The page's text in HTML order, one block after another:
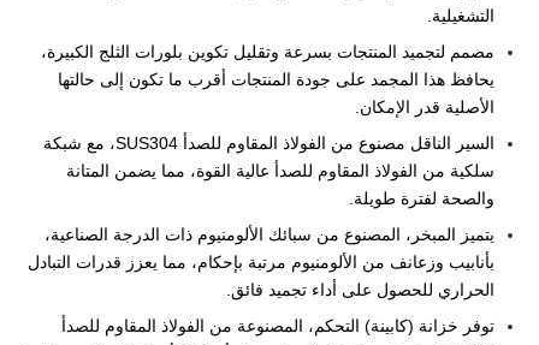
التشغيلية.
مصمم لتجميد المنتجات بسرعة وتقليل تكوين بلورات الثلج الكبيرة،
يحافظ هذا المجمد على جودة المنتجات أقرب ما تكون إلى حالتها
الأصلية قدر الإمكان.
السير الناقل مصنوع من الفولاذ المقاوم للصدأ SUS304، مع شبكة
سلكية من الفولاذ المقاوم للصدأ عالية القوة، مما يضمن المتانة
والصحة لفترة طويلة.
يتميز المبخر، المصنوع من سبائك الألومنيوم ذات الدرجة الصناعية،
بأنابيب وزعانف من الألومنيوم مرتبة بإحكام، مما يعزز قدرات التبادل
الحراري للحصول على أداء تجميد فائق.
توفر خزانة (كابينة) التحكم، المصنوعة من الفولاذ المقاوم للصدأ